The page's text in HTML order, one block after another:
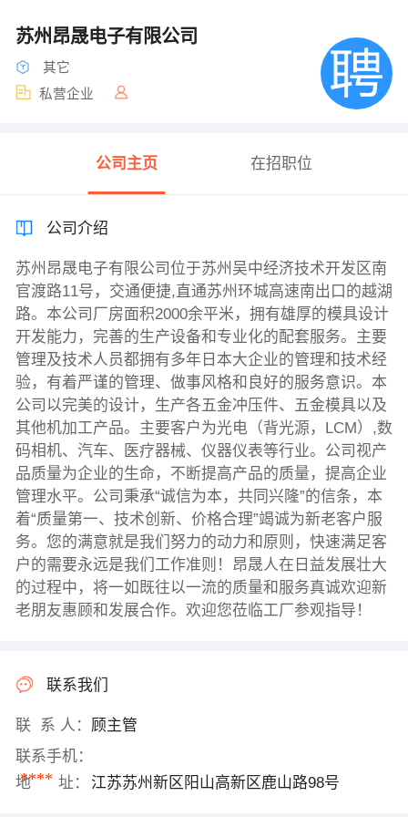
苏州昂晟电子有限公司
其它
私营企业
公司主页 在招职位
公司介绍
苏州昂晟电子有限公司位于苏州吴中经济技术开发区南
官渡路11号，交通便捷,直通苏州环城高速南出口的越湖
路。本公司厂房面积2000余平米，拥有雄厚的模具设计
开发能力，完善的生产设备和专业化的配套服务。主要
管理及技术人员都拥有多年日本大企业的管理和技术经
验，有着严谨的管理、做事风格和良好的服务意识。本
公司以完美的设计，生产各五金冲压件、五金模具以及
其他机加工产品。主要客户为光电（背光源，LCM）,数
码相机、汽车、医疗器械、仪器仪表等行业。公司视产
品质量为企业的生命，不断提高产品的质量，提高企业
管理水平。公司秉承“诚信为本，共同兴隆”的信条，本
着“质量第一、技术创新、价格合理”竭诚为新老客户服
务。您的满意就是我们努力的动力和原则，快速满足客
户的需要永远是我们工作准则！昂晟人在日益发展壮大
的过程中，将一如既往以一流的质量和服务真诚欢迎新
老朋友惠顾和发展合作。欢迎您莅临工厂参观指导！
联系我们
联 系 人： 顾主管
联系手机：
****
地 址： 江苏苏州新区阳山高新区鹿山路98号